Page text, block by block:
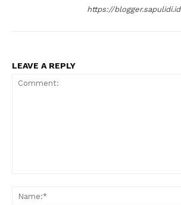
https://blogger.sapulidi.id
LEAVE A REPLY